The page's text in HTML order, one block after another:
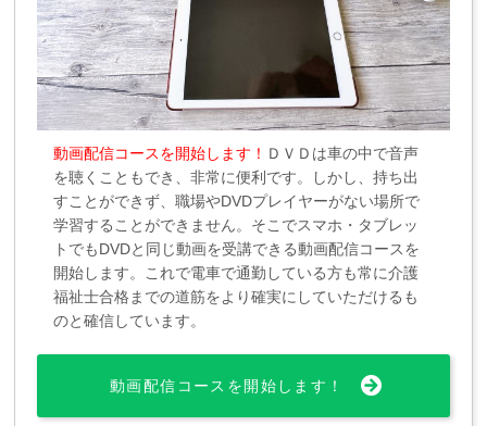
動画配信コースを開始します！ ＤＶＤは車の中で音声
を聴くこともでき、非常に便利です。しかし、持ち出
すことができず、職場やDVDプレイヤーがない場所で
学習することができません。そこでスマホ・タブレッ
トでもDVDと同じ動画を受講できる動画配信コースを
開始します。これで電車で通勤している方も常に介護
福祉士合格までの道筋をより確実にしていただけるも
のと確信しています。
動画配信コースを開始します！